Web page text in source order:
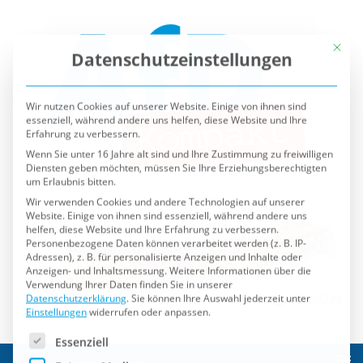
Datenschutzeinstellungen
Wir nutzen Cookies auf unserer Website. Einige von ihnen sind
Erfahrung zu verbessern.
Wenn Sie unter 16 Jahre alt sind und Ihre Zustimmung zu freiwilligen
um Erlaubnis bitten.
Wir verwenden Cookies und andere Technologien auf unserer
helfen, diese Website und Ihre Erfahrung zu verbessern.
Personenbezogene Daten können verarbeitet werden (z. B. IP-
Adressen), z. B. für personalisierte Anzeigen und Inhalte oder
Anzeigen- und Inhaltsmessung.Weitere Informationen über die
Verwendung Ihrer Daten finden Sie in unserer
Datenschutzerklärung.Sie können Ihre Auswahl jederzeit unter
Einstellungenwiderrufen oder anpassen.
Es folgt eine Liste der Service-Gruppen, für die eine
Essenziell
Externe Medien